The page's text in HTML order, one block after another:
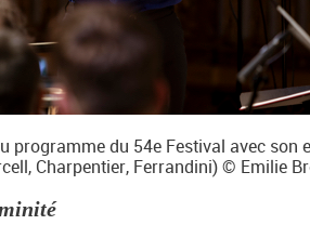
programme du 54e Festival avec
Charpentier, Ferrandini) © Emilie